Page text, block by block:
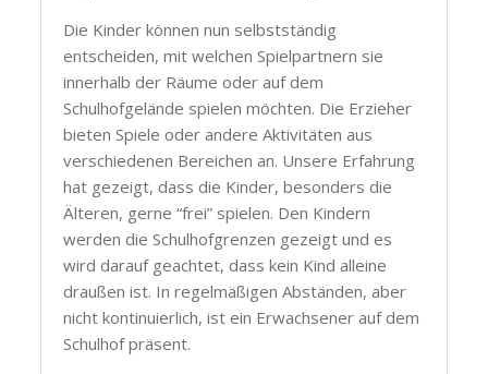
Die Kinder können nun selbstständig
entscheiden, mit welchen Spielpartnern sie
innerhalb der Räume oder auf dem
Schulhofgelände spielen möchten. Die Erzieher
bieten Spiele oder andere Aktivitäten aus
verschiedenen Bereichen an. Unsere Erfahrung
hat gezeigt, dass die Kinder, besonders die
Älteren, gerne “frei” spielen. Den Kindern
werden die Schulhofgrenzen gezeigt und es
wird darauf geachtet, dass kein Kind alleine
draußen ist. In regelmäßigen Abständen, aber
nicht kontinuierlich, ist ein Erwachsener auf dem
Schulhof präsent.